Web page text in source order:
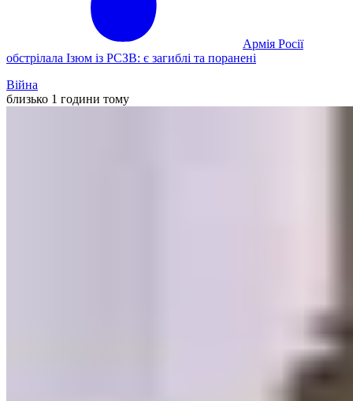
Армія Росії
обстрілала Ізюм із РСЗВ: є загиблі та поранені
Війна
близько 1 години тому